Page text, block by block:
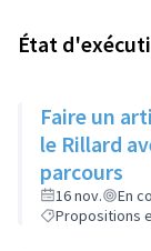
État
Faire un
le Rillard
parcours
16 nov.
En
Propositions